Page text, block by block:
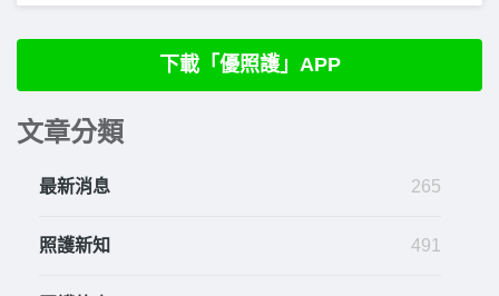
下載「優照護」APP
文章分類
最新消息 265
照護新知 491